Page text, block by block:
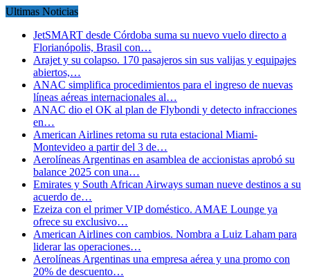
Ultimas Noticias
JetSMART desde Córdoba suma su nuevo vuelo directo a
Florianópolis, Brasil con…
Arajet y su colapso. 170 pasajeros sin sus valijas y equipajes
abiertos,…
ANAC simplifica procedimientos para el ingreso de nuevas
líneas aéreas internacionales al…
ANAC dio el OK al plan de Flybondi y detecto infracciones
en…
American Airlines retoma su ruta estacional Miami-
Montevideo a partir del 3 de…
Aerolíneas Argentinas en asamblea de accionistas aprobó su
balance 2025 con una…
Emirates y South African Airways suman nueve destinos a su
acuerdo de…
Ezeiza con el primer VIP doméstico. AMAE Lounge ya
ofrece su exclusivo…
American Airlines con cambios. Nombra a Luiz Laham para
liderar las operaciones…
Aerolíneas Argentinas una empresa aérea y una promo con
20% de descuento…